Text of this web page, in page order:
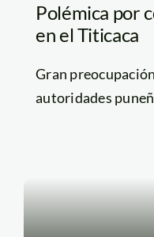
Polémica por
en el Titicaca
Gran
autoridades